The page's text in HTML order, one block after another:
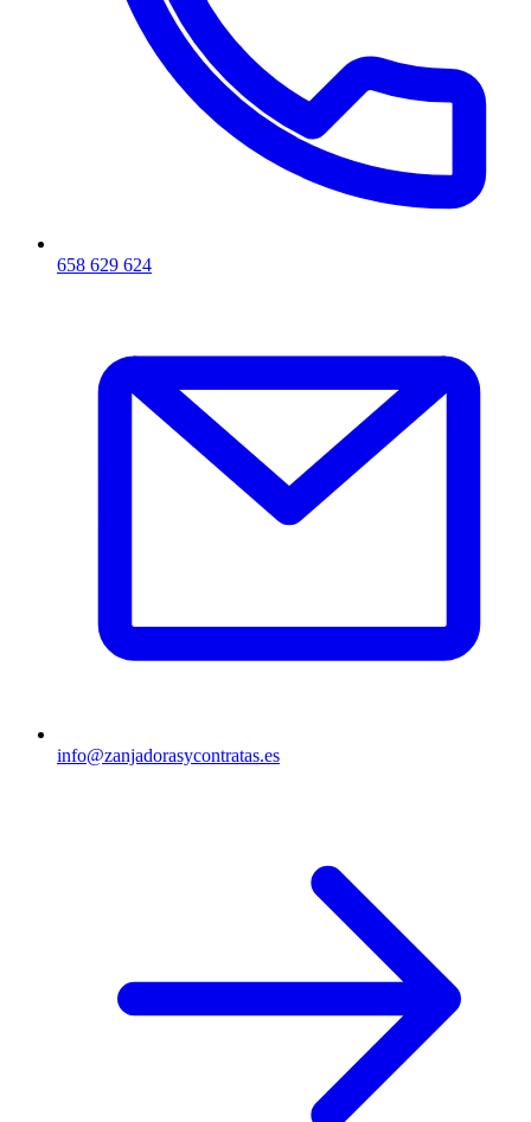
658 629 624
info@zanjadorasycontratas.es